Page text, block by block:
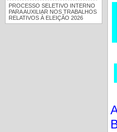
PROCESSO SELETIVO INTERNO
PARA AUXILIAR NOS TRABALHOS
RELATIVOS À ELEIÇÃO 2026